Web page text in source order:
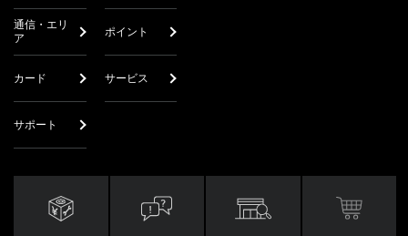
通信・エリ
ア
ポイント
カード サービス
サポート